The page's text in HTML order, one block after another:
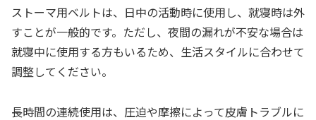
ストーマ用ベルトは、日中の活動時に使用し、就寝時は外
すことが一般的です。ただし、夜間の漏れが不安な場合は
就寝中に使用する方もいるため、生活スタイルに合わせて
調整してください。
長時間の連続使用は、圧迫や摩擦によって皮膚トラブルに